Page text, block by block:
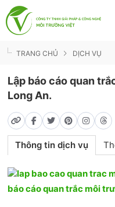
TRANG CHỦ DỊCH VỤ
Lập báo cáo quan
Long An.
Thông tin dịch vụ
báo cáo quan trắc môi